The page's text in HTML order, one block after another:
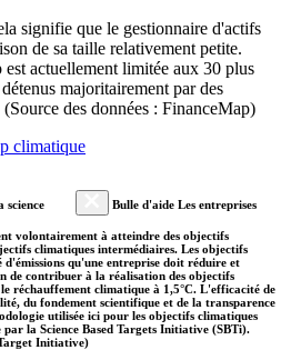
signifie que le gestionnaire d'actifs
de sa taille relativement petite.
actuellement limitée aux 30 plus
majoritairement par des
des données : FinanceMap)
climatique
science
Bulle d'aide Les entreprises
volontairement à atteindre des objectifs
climatiques intermédiaires. Les objectifs
qu'une entreprise doit réduire et
de contribuer à la réalisation des objectifs
réchauffement climatique à 1,5°C. L'efficacité de
du fondement scientifique et de la transparence
utilisée ici pour les objectifs climatiques
par la Science Based Targets Initiative (SBTi).
Target Initiative)